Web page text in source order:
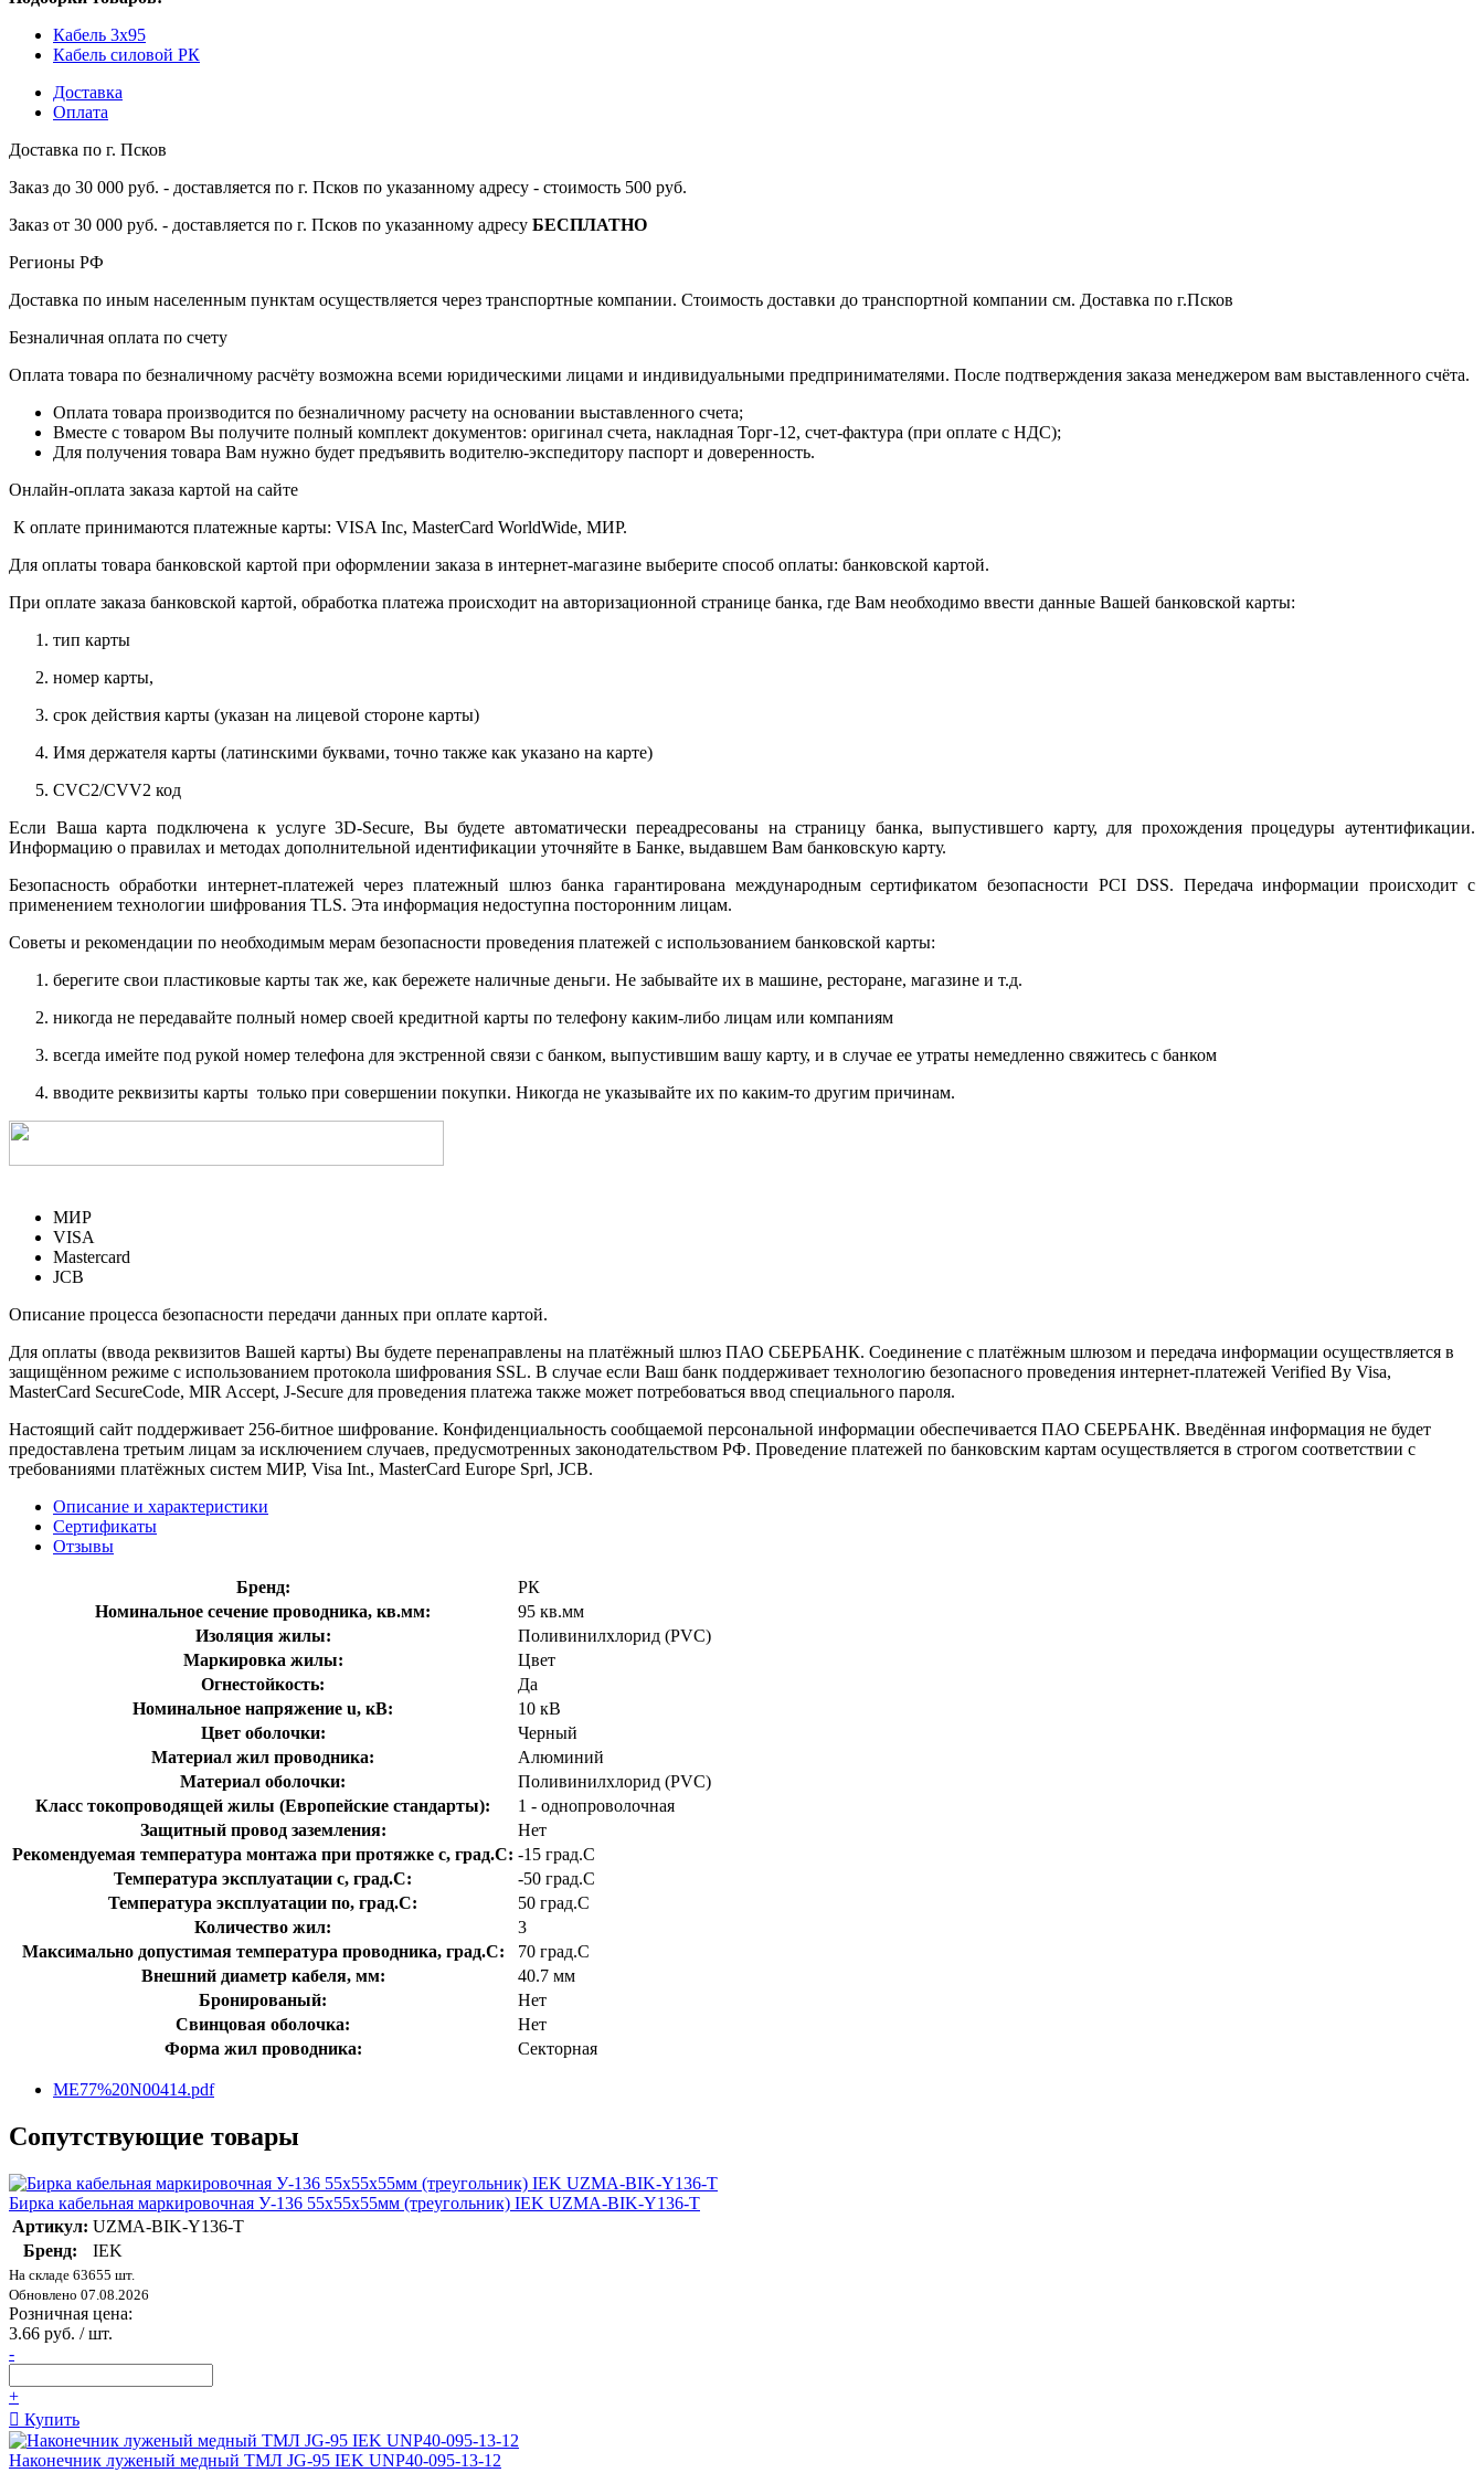
Кабель 3x95
Кабель силовой РК
Доставка
Оплата
Доставка по г. Псков
Заказ до 30 000 руб. - доставляется по г. Псков по указанному адресу - стоимость 500 руб.
Заказ от 30 000 руб. - доставляется по г. Псков по указанному адресу БЕСПЛАТНО
Регионы РФ
Доставка по иным населенным пунктам осуществляется через транспортные компании. Стоимость доставки до транспортной компании см. Доставка по г.Псков
Безналичная оплата по счету
Оплата товара по безналичному расчёту возможна всеми юридическими лицами и индивидуальными предпринимателями. После подтверждения заказа менеджером вам выставленного счёта.
Оплата товара производится по безналичному расчету на основании выставленного счета;
Вместе с товаром Вы получите полный комплект документов: оригинал счета, накладная Торг-12, счет-фактура (при оплате с НДС);
Для получения товара Вам нужно будет предъявить водителю-экспедитору паспорт и доверенность.
Онлайн-оплата заказа картой на сайте
К оплате принимаются платежные карты: VISA Inc, MasterCard WorldWide, МИР.
Для оплаты товара банковской картой при оформлении заказа в интернет-магазине выберите способ оплаты: банковской картой.
При оплате заказа банковской картой, обработка платежа происходит на авторизационной странице банка, где Вам необходимо ввести данные Вашей банковской карты:
тип карты
номер карты,
срок действия карты (указан на лицевой стороне карты)
Имя держателя карты (латинскими буквами, точно также как указано на карте)
CVC2/CVV2 код
Если Ваша карта подключена к услуге 3D-Secure, Вы будете автоматически переадресованы на страницу банка, выпустившего карту, для прохождения процедуры аутентификации.
Информацию о правилах и методах дополнительной идентификации уточняйте в Банке, выдавшем Вам банковскую карту.
Безопасность обработки интернет-платежей через платежный шлюз банка гарантирована международным сертификатом безопасности PCI DSS. Передача информации происходит с
применением технологии шифрования TLS. Эта информация недоступна посторонним лицам.
Советы и рекомендации по необходимым мерам безопасности проведения платежей с использованием банковской карты:
берегите свои пластиковые карты так же, как бережете наличные деньги. Не забывайте их в машине, ресторане, магазине и т.д.
никогда не передавайте полный номер своей кредитной карты по телефону каким-либо лицам или компаниям
всегда имейте под рукой номер телефона для экстренной связи с банком, выпустившим вашу карту, и в случае ее утраты немедленно свяжитесь с банком
вводите реквизиты карты только при совершении покупки. Никогда не указывайте их по каким-то другим причинам.
МИР
VISA
Mastercard
JCB
Описание процесса безопасности передачи данных при оплате картой.
Для оплаты (ввода реквизитов Вашей карты) Вы будете перенаправлены на платёжный шлюз ПАО СБЕРБАНК. Соединение с платёжным шлюзом и передача информации осуществляется в
защищённом режиме с использованием протокола шифрования SSL. В случае если Ваш банк поддерживает технологию безопасного проведения интернет-платежей Verified By Visa,
MasterCard SecureCode, MIR Accept, J-Secure для проведения платежа также может потребоваться ввод специального пароля.
Настоящий сайт поддерживает 256-битное шифрование. Конфиденциальность сообщаемой персональной информации обеспечивается ПАО СБЕРБАНК. Введённая информация не будет
предоставлена третьим лицам за исключением случаев, предусмотренных законодательством РФ. Проведение платежей по банковским картам осуществляется в строгом соответствии с
требованиями платёжных систем МИР, Visa Int., MasterCard Europe Sprl, JCB.
Описание и характеристики
Сертификаты
Отзывы
Бренд:
РК
Номинальное сечение проводника, кв.мм:
95 кв.мм
Изоляция жилы:
Поливинилхлорид (PVC)
Маркировка жилы:
Цвет
Огнестойкость:
Да
Номинальное напряжение u, кВ:
10 кВ
Цвет оболочки:
Черный
Материал жил проводника:
Алюминий
Материал оболочки:
Поливинилхлорид (PVC)
Класс токопроводящей жилы (Европейские стандарты):
1 - однопроволочная
Защитный провод заземления:
Нет
Рекомендуемая температура монтажа при протяжке с, град.C: -15 град.C
Температура эксплуатации с, град.C:
-50 град.C
Температура эксплуатации по, град.C:
50 град.C
Количество жил:
3
Максимально допустимая температура проводника, град.C:
70 град.C
Внешний диаметр кабеля, мм:
40.7 мм
Бронированый:
Нет
Свинцовая оболочка:
Нет
Форма жил проводника:
Секторная
ME77%20N00414.pdf
Сопутствующие товары
Бирка кабельная маркировочная У-136 55х55х55мм (треугольник) IEK UZMA-BIK-Y136-T
Артикул: UZMA-BIK-Y136-T
Бренд:
IEK
На складе 63655 шт.
Обновлено 07.08.2026
Розничная цена:
3.66 руб. / шт.
-
+
Купить
Наконечник луженый медный ТМЛ JG-95 IEK UNP40-095-13-12